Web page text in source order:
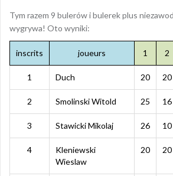
Tym razem 9 bulerów i bulerek plus
wygrywa! Oto wyniki:
inscrits joueurs 1 2
1 Duch 20 20
2 Smolinski Witold 25 16
3 Stawicki Mikolaj 26 10
4
Kleniewski
Wieslaw
20 20